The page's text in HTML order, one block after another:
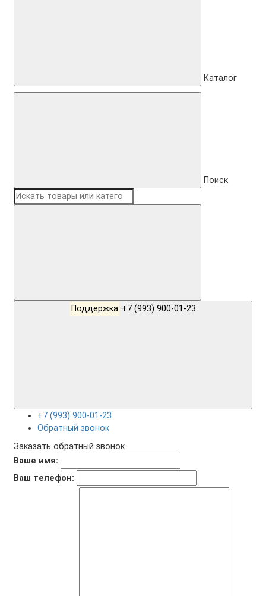
Каталог
Поиск
Поддержка
+7 (993) 900-01-23
Обратный звонок
Заказать обратный звонок
Ваше имя:
Ваш телефон: